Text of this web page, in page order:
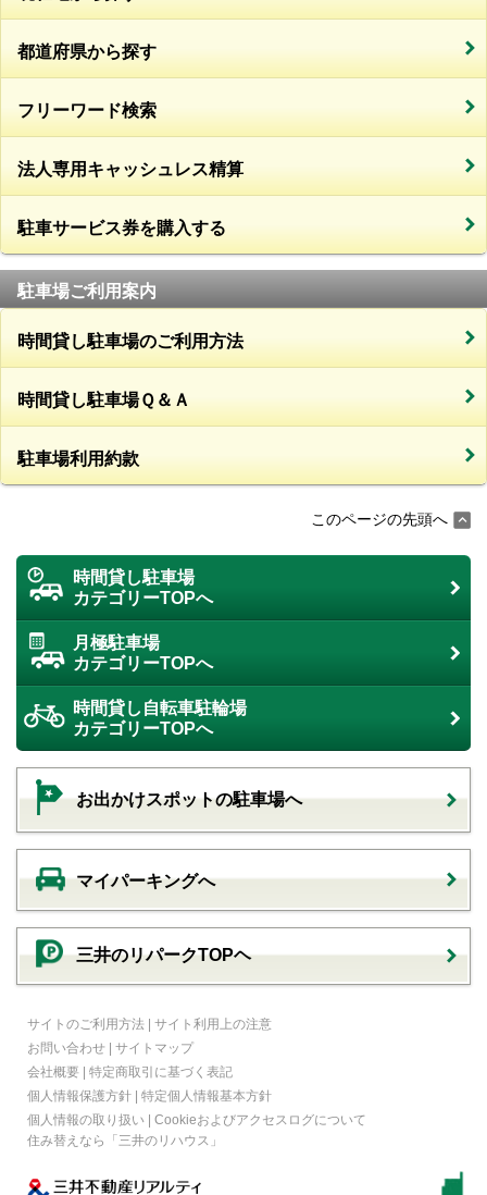
都道府県から探す
フリーワード検索
法人専用キャッシュレス精算
駐車サービス券を購入する
駐車場ご利用案内
時間貸し駐車場のご利用方法
時間貸し駐車場Ｑ＆Ａ
駐車場利用約款
このページの先頭へ
時間貸し駐車場
カテゴリーTOPへ
月極駐車場
カテゴリーTOPへ
時間貸し自転車駐輪場
カテゴリーTOPへ
お出かけスポットの駐車場へ
マイパーキングへ
三井のリパークTOPヘ
サイトのご利用方法 | サイト利用上の注意
お問い合わせ | サイトマップ
会社概要 | 特定商取引に基づく表記
個人情報保護方針 | 特定個人情報基本方針
個人情報の取り扱い | Cookieおよびアクセスログについて
住み替えなら
「三井のリハウス」